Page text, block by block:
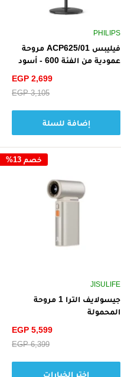
PHILIPS
فيليبس ACP625/01 مروحة
عمودية من الفئة 600 - أسود
سعر
EGP 2,699
سعر
EGP 3,105
إضافة للسلة
خصم 13%
JISULIFE
جيسولايف الترا 1 مروحة
المحمولة
سعر
EGP 5,599
سعر
EGP 6,399
اختر الخيارات